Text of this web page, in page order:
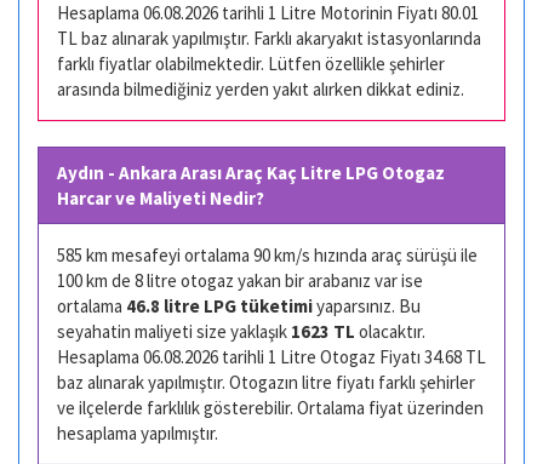
Hesaplama 06.08.2026 tarihli 1 Litre Motorinin Fiyatı 80.01
TL baz alınarak yapılmıştır. Farklı akaryakıt istasyonlarında
farklı fiyatlar olabilmektedir. Lütfen özellikle şehirler
arasında bilmediğiniz yerden yakıt alırken dikkat ediniz.
Aydın - Ankara Arası Araç Kaç Litre LPG Otogaz
Harcar ve Maliyeti Nedir?
585 km mesafeyi ortalama 90 km/s hızında araç sürüşü ile
100 km de 8 litre otogaz yakan bir arabanız var ise
ortalama 46.8 litre LPG tüketimiyaparsınız. Bu
seyahatin maliyeti size yaklaşık 1623 TL olacaktır.
Hesaplama 06.08.2026 tarihli 1 Litre Otogaz Fiyatı 34.68 TL
baz alınarak yapılmıştır. Otogazın litre fiyatı farklı şehirler
ve ilçelerde farklılık gösterebilir. Ortalama fiyat üzerinden
hesaplama yapılmıştır.